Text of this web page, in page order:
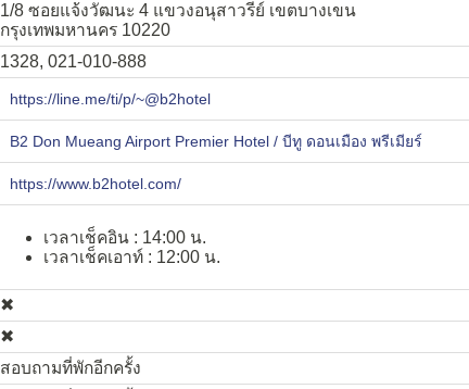
1/8 ซอยแจ้งวัฒนะ 4 แขวงอนุสาวรีย์ เขตบางเขน
กรุงเทพมหานคร 10220
1328, 021-010-888
https://line.me/ti/p/~@b2hotel
B2 Don Mueang Airport Premier Hotel / บีทู ดอนเมือง พรีเมียร์
https://www.b2hotel.com/
เวลาเช็คอิน : 14:00 น.
เวลาเช็คเอาท์ : 12:00 น.
✖︎
✖︎
สอบถามที่พักอีกครั้ง